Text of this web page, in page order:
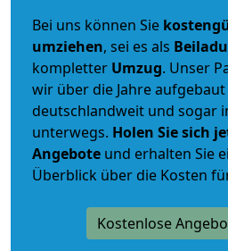
Bei uns können Sie
umziehen, sei es als
kompletter Umzug. Unser
wir über die Jahre
deutschlandweit und sogar
unterwegs. Holen Sie sich
Angebote und erhalten Sie
Überblick über die Kosten
Kostenlose